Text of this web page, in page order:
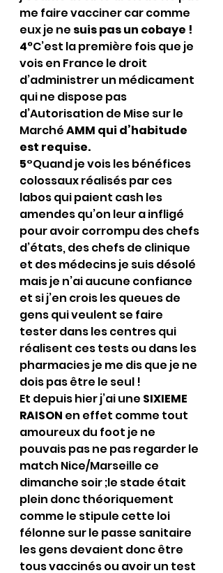
me faire vacciner car comme
eux je ne suis pas un cobaye !
4°C’est la première fois que je
vois en France le droit
d’administrer un médicament
qui ne dispose pas
d’Autorisation de Mise sur le
Marché AMM qui d’habitude
est requise.
5°Quand je vois les bénéfices
colossaux réalisés par ces
labos qui paient cash les
amendes qu’on leur a infligé
pour avoir corrompu des chefs
d’états, des chefs de clinique
et des médecins je suis désolé
mais je n’ai aucune confiance
et si j’en crois les queues de
gens qui veulent se faire
tester dans les centres qui
réalisent ces tests ou dans les
pharmacies je me dis que je ne
dois pas être le seul !
Et depuis hier j’ai une SIXIEME
RAISON en effet comme tout
amoureux du foot je ne
pouvais pas ne pas regarder le
match Nice/Marseille ce
dimanche soir ;le stade était
plein donc théoriquement
comme le stipule cette loi
félonne sur le passe sanitaire
les gens devaient donc être
tous vaccinés ou avoir un test